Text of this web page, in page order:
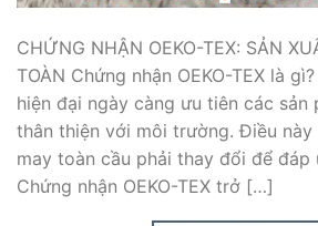
CHỨNG NHẬN OEKO-TEX: SẢN
TOÀN Chứng nhận OEKO-TEX là
hiện đại ngày càng ưu tiên các sản
thân thiện với môi trường. Điều này
may toàn cầu phải thay đổi để đáp
Chứng nhận OEKO-TEX trở […]